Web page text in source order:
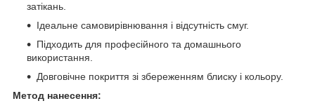
затікань.
Ідеальне самовирівнювання і відсутність смуг.
Підходить для професійного та домашнього
використання.
Довговічне покриття зі збереженням блиску і кольору.
Метод нанесення: